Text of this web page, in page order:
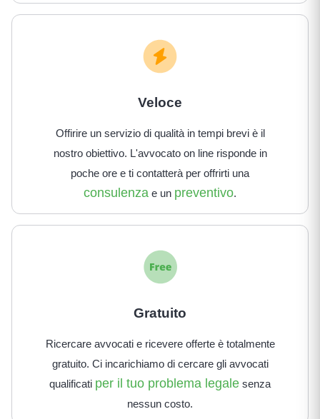
Veloce
Offirire un servizio di qualità in tempi brevi è il
nostro obiettivo. L'avvocato on line risponde in
poche ore e ti contatterà per offrirti una
consulenza e un preventivo.
Gratuito
Ricercare avvocati e ricevere offerte è totalmente
gratuito. Ci incarichiamo di cercare gli avvocati
qualificati per il tuo problema legale senza
nessun costo.